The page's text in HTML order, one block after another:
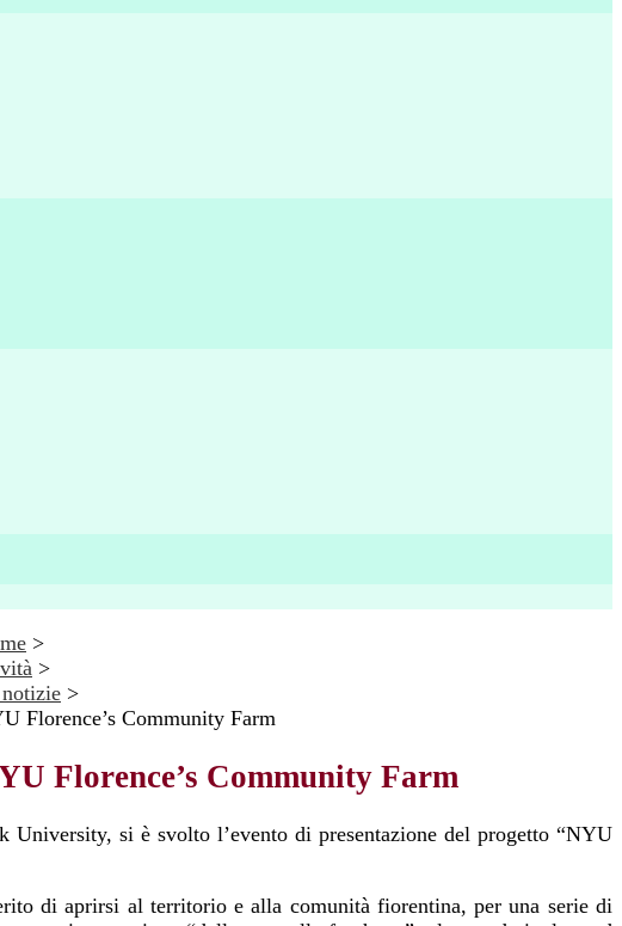
>
>
>
Florence’s Community Farm
Florence’s Community Farm
si è svolto l’evento di presentazione del progetto “NYU
di aprirsi al territorio e alla comunità fiorentina, per una serie di